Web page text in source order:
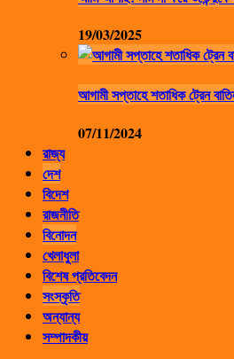
19/03/2025
আগামী সপ্তাহে শতাধিক ট্রেন
07/11/2024
রাজ্য
দেশ
বিদেশ
রাজনীতি
বিনোদন
খেলাধুলা
বিশেষ প্রতিবেদন
সংস্কৃতি
অন্যান্য
সম্পাদকীয়